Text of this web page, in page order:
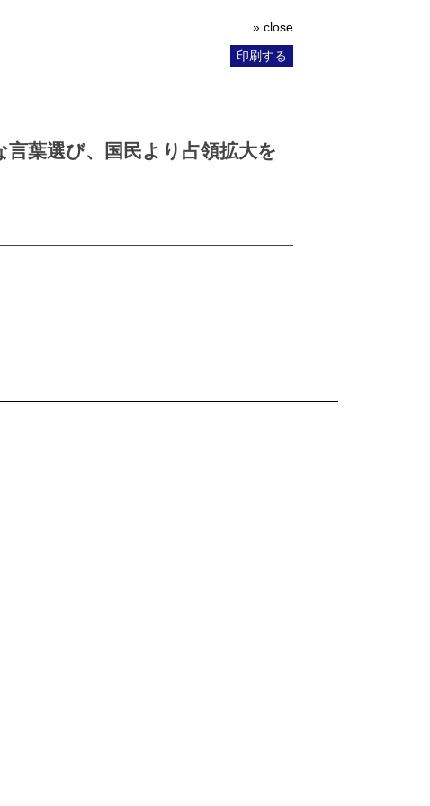
» close
印刷する
言葉選び、国民より占領拡大を